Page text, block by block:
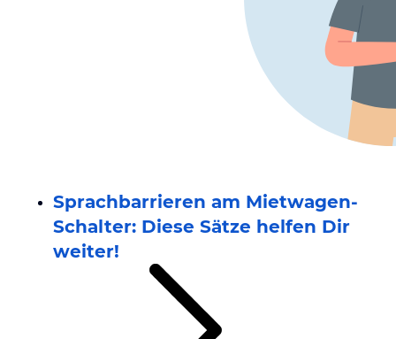
Sprachbarrieren am Mietwagen-
Schalter: Diese Sätze helfen Dir
weiter!